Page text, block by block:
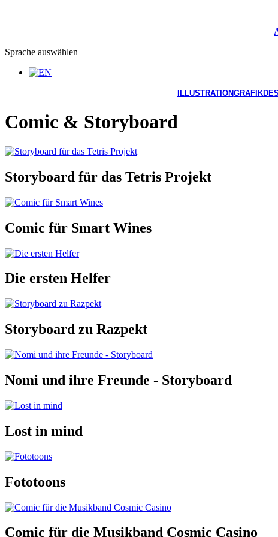
Sprache auswählen
ILLUSTRATION
Comic & Storyboard
Storyboard für das Tetris Projekt
Comic für Smart Wines
Die ersten Helfer
Storyboard zu Razpekt
Nomi und ihre Freunde - Storyboard
Lost in mind
Fototoons
Comic für die Musikband Cosmic Casino